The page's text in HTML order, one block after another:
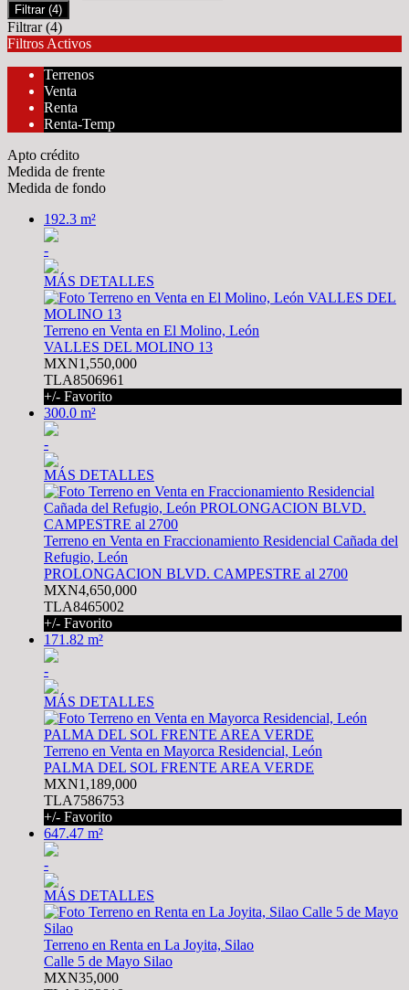
Filtrar (4)
Filtrar (4)
Filtros Activos
Terrenos
Venta
Renta
Renta-Temp
Apto crédito
Medida de frente
Medida de fondo
192.3 m²
-
MÁS DETALLES
Terreno en Venta en El Molino, León
VALLES DEL MOLINO 13
MXN1,550,000
TLA8506961
+/- Favorito
300.0 m²
-
MÁS DETALLES
Terreno en Venta en Fraccionamiento Residencial Cañada del
Refugio, León
PROLONGACION BLVD. CAMPESTRE al 2700
MXN4,650,000
TLA8465002
+/- Favorito
171.82 m²
-
MÁS DETALLES
Terreno en Venta en Mayorca Residencial, León
PALMA DEL SOL FRENTE AREA VERDE
MXN1,189,000
TLA7586753
+/- Favorito
647.47 m²
-
MÁS DETALLES
Terreno en Renta en La Joyita, Silao
Calle 5 de Mayo Silao
MXN35,000